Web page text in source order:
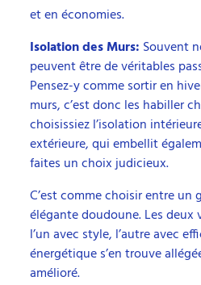
et en économies.
Isolation des Murs: Souvent
peuvent être de véritables
Pensez-y comme sortir en
murs, c’est donc les habiller
choisissiez l’isolation
extérieure, qui embellit
faites un choix judicieux.
C’est comme choisir entre
élégante doudoune. Les deux
l’un avec style, l’autre avec
énergétique s’en trouve
amélioré.